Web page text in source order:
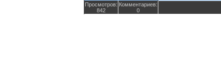
Просмотров:
842
Комментариев:
0